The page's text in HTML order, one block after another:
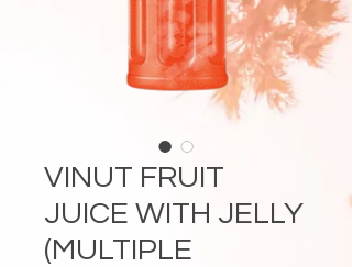
VINUT FRUIT
JUICE WITH JELLY
(MULTIPLE